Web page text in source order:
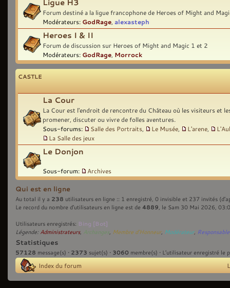
Ligue H3
Forum destiné a la ligue francophone de Heroes of Might and
Modérateurs: GodRage alexasteph
Heroes I & II
Forum de discussion sur Heroes of Might and Magic 1 et 2
Modérateurs: GodRage Morrock
CASTLE
La Cour
La Cour est l'endroit de rencontre du Château où les visiteurs et
promener, discuter ou vivre de folles aventures.
Sous-forums:
Salle des Portraits Le Musée L'arene
La Salle des jeux
Le Donjon
Sous-forum: Archives
Qui est en ligne
Au total il y a 238 utilisateurs en ligne :: 1 enregistré, 0 invisible et 237 invités
Le record du nombre d’utilisateurs en ligne est de 4889 , le Sam 30 Mai 2026,
Utilisateurs enregistrés: Bing [Bot]
Légende: Administrateurs, Archanges Membre d'Honneur, Modérateur,
Statistiques
57128 message(s) • 2373 sujet(s) • 3060 membre(s) • L’utilisateur enregistré le
Index du forum